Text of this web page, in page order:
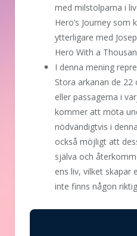
med milstolparna i
Hero’s Journey som
ytterligare med
Hero With a
I denna mening
Stora arkanan de 22
eller passagerna i
kommer att möta
nödvändigtvis i
också möjligt att
själva och
ens liv, vilket skapar
inte finns någon